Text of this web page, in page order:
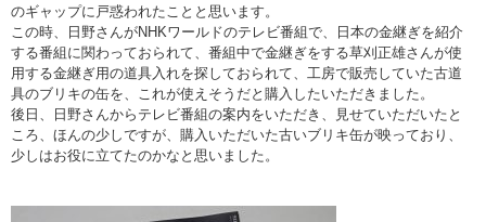
のギャップに戸惑われたことと思います。
この時、日野さんがNHKワールドのテレビ番組で、日本の金継ぎを紹介
する番組に関わっておられて、番組中で金継ぎをする草刈正雄さんが使
用する金継ぎ用の道具入れを探しておられて、工房で販売していた古道
具のブリキの缶を、これが使えそうだと購入したいただきました。
後日、日野さんからテレビ番組の案内をいただき、見せていただいたと
ころ、ほんの少しですが、購入いただいた古いブリキ缶が映っており、
少しはお役に立てたのかなと思いました。